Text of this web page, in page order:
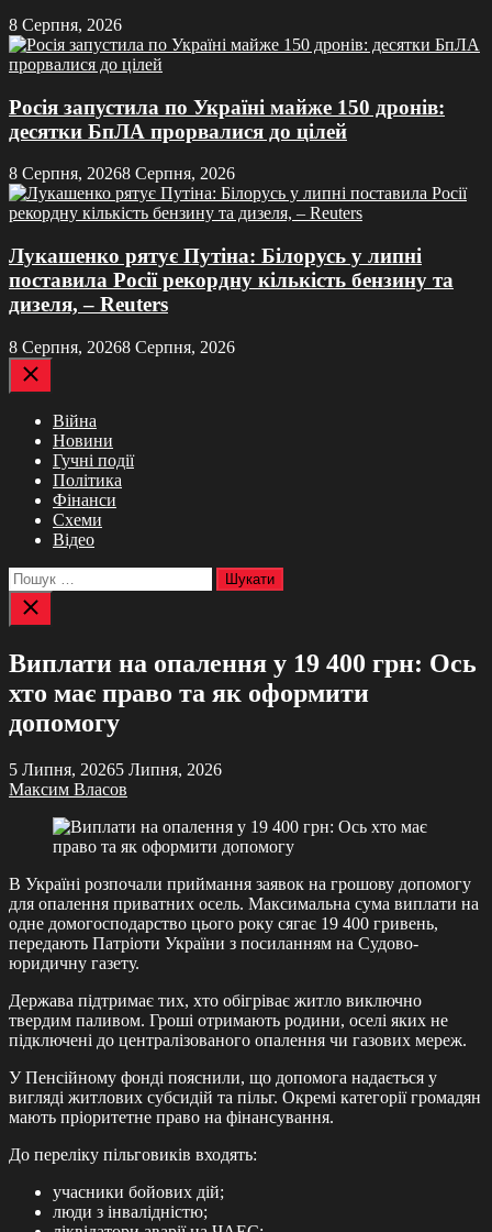
8 Серпня, 2026
Росія запустила по Україні майже 150 дронів:
десятки БпЛА прорвалися до цілей
8 Серпня, 20268 Серпня, 2026
Лукашенко рятує Путіна: Білорусь у липні
поставила Росії рекордну кількість бензину та
дизеля, – Reuters
8 Серпня, 20268 Серпня, 2026
Закрити
Війна
Новини
Гучні події
Політика
Фінанси
Схеми
Відео
Пошук:
Закрити
пошук
Виплати на опалення у 19 400 грн: Ось
хто має право та як оформити
допомогу
5 Липня, 20265 Липня, 2026
Максим Власов
В Україні розпочали приймання заявок на грошову допомогу
для опалення приватних осель. Максимальна сума виплати на
одне домогосподарство цього року сягає 19 400 гривень,
передають Патріоти України з посиланням на Судово-
юридичну газету.
Держава підтримає тих, хто обігріває житло виключно
твердим паливом. Гроші отримають родини, оселі яких не
підключені до централізованого опалення чи газових мереж.
У Пенсійному фонді пояснили, що допомога надається у
вигляді житлових субсидій та пільг. Окремі категорії громадян
мають пріоритетне право на фінансування.
До переліку пільговиків входять:
учасники бойових дій;
люди з інвалідністю;